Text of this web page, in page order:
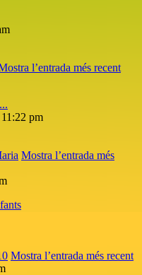
l’entrada més recent
pm
Mostra l’entrada més
Mostra l’entrada més recent